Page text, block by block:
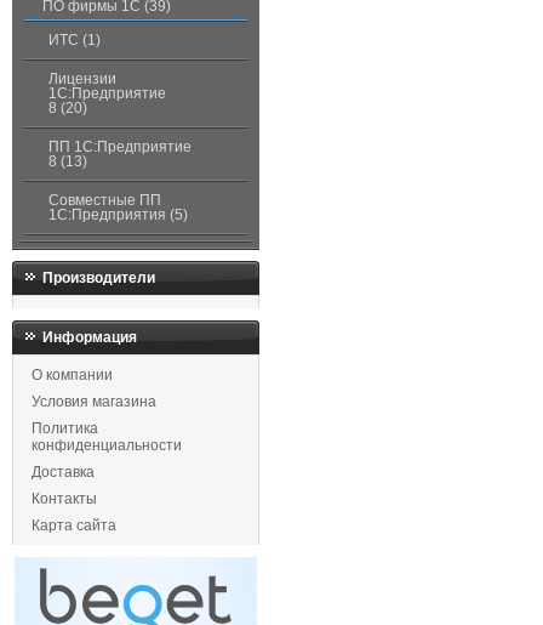
ПО фирмы 1С (39)
ИТС (1)
Лицензии
1С:Предприятие
8 (20)
ПП 1С:Предприятие
8 (13)
Совместные ПП
1С:Предприятия (5)
Производители
Информация
О компании
Условия магазина
Политика
конфиденциальности
Доставка
Контакты
Карта сайта